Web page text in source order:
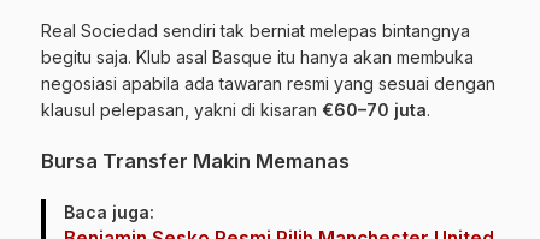
Real Sociedad sendiri tak berniat melepas bintangnya
begitu saja. Klub asal Basque itu hanya akan membuka
negosiasi apabila ada tawaran resmi yang sesuai dengan
klausul pelepasan, yakni di kisaran €60–70 juta.
Bursa Transfer Makin Memanas
Baca juga: